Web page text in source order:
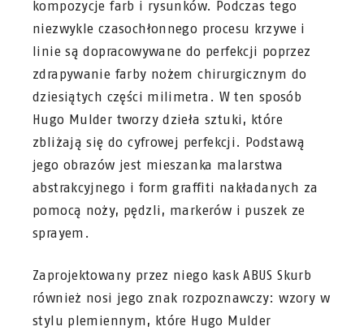
kompozycje farb i rysunków. Podczas tego
niezwykle czasochłonnego procesu krzywe i
linie są dopracowywane do perfekcji poprzez
zdrapywanie farby nożem chirurgicznym do
dziesiątych części milimetra. W ten sposób
Hugo Mulder tworzy dzieła sztuki, które
zbliżają się do cyfrowej perfekcji. Podstawą
jego obrazów jest mieszanka malarstwa
abstrakcyjnego i form graffiti nakładanych za
pomocą noży, pędzli, markerów i puszek ze
sprayem.
Zaprojektowany przez niego kask ABUS Skurb
również nosi jego znak rozpoznawczy: wzory w
stylu plemiennym, które Hugo Mulder